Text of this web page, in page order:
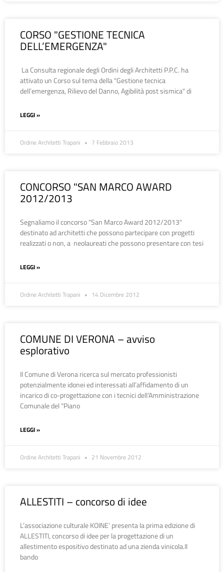
CORSO "GESTIONE TECNICA
DELL’EMERGENZA"
La Consulta regionale degli Ordini degli Architetti P.P.C. ha
attivato un Corso sul tema della "Gestione tecnica
dell’emergenza, Rilievo del Danno, Agibilità post sismica" di
LEGGI »
Ordine Architetti Trapani 7 Febbraio 2013
CONCORSO "SAN MARCO AWARD
2012/2013
Segnaliamo il concorso "San Marco Award 2012/2013"
destinato ad architetti che possono partecipare con progetti
realizzati o non, a neolaureati che possono presentare con tesi
LEGGI »
Ordine Architetti Trapani 14 Dicembre 2012
COMUNE DI VERONA – avviso
esplorativo
Il Comune di Verona ricerca sul mercato professionisti
potenzialmente idonei ed interessati all’affidamento di un
incarico di co-progettazione con i tecnici dell’Amministrazione
Comunale del “Piano
LEGGI »
Ordine Architetti Trapani 21 Novembre 2012
ALLESTITI – concorso di idee
L’associazione culturale KOINE’ presenta la prima edizione di
ALLESTITI, concorso di idee per la progettazione di un
allestimento espositivo destinato ad una zienda vinicola.Il
bando